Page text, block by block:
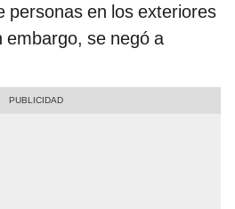
personas en los exteriores
embargo, se negó a